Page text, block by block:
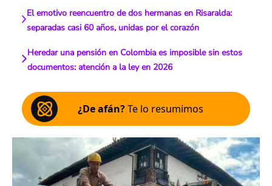
El emotivo reencuentro de dos hermanas en Risaralda:
separadas casi 60 años, unidas por el corazón
Heredar una pensión en Colombia es imposible sin estos
documentos: atención a la ley en 2026
¿De afán?Te lo resumimos